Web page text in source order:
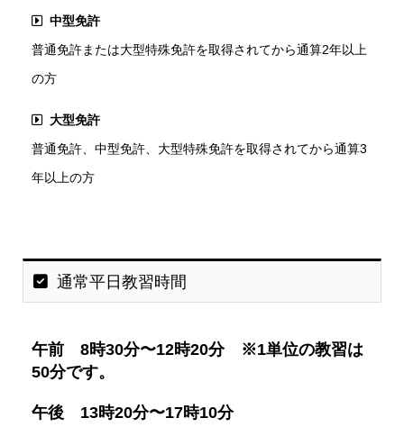
中型免許
普通免許または大型特殊免許を取得されてから通算2年以上
の方
大型免許
普通免許、中型免許、大型特殊免許を取得されてから通算3
年以上の方
通常平日教習時間
午前 8時30分〜12時20分 ※1単位の教習は
50分です。
午後 13時20分〜17時10分